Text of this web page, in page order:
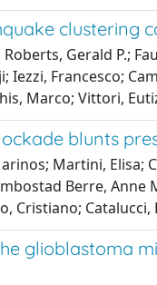
clustering
Gerald P.;
Iezzi, Francesco;
Marco; Vittori,
blunts
Martini, Elisa;
Berre, Anne
Cristiano;
glioblastoma